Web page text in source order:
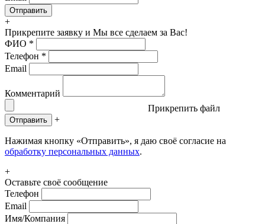
+
Прикрепите заявку и Мы все сделаем за Вас!
ФИО *
Телефон *
Email
Комментарий
Прикрепить файл
Отправить +
Нажимая кнопку «Отправить», я даю своё согласие на
обработку персональных данных.
+
Оставьте своё сообщение
Телефон
Email
Имя/Компания